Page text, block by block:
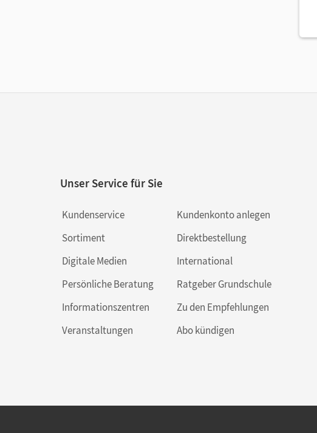
Unser Service für Sie
Kundenservice
Sortiment
Digitale Medien
Persönliche Beratung
Informationszentren
Veranstaltungen
Kundenkonto anlegen
Direktbestellung
International
Ratgeber Grundschule
Zu den Empfehlungen
Abo kündigen